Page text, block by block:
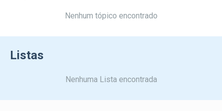
Nenhum tópico encontrado
Listas
Nenhuma Lista encontrada